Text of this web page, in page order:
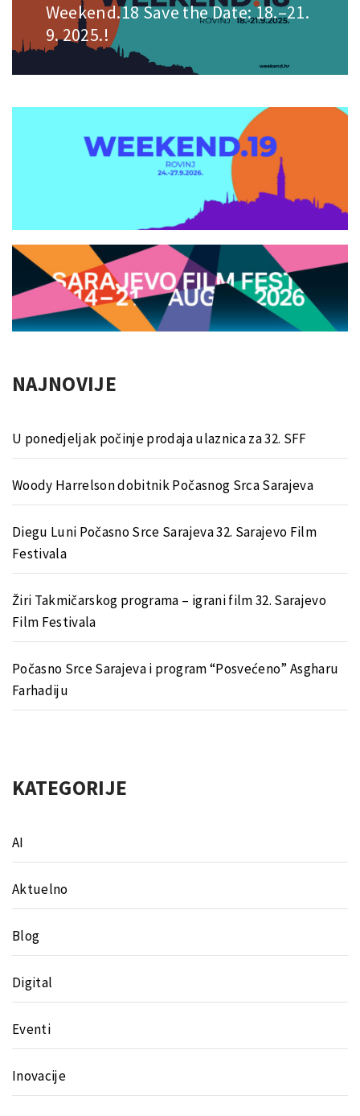
Next
post:
Weekend.18 Save the Date: 18.–21.
9. 2025.!
NAJNOVIJE
U ponedjeljak počinje prodaja ulaznica za 32. SFF
Woody Harrelson dobitnik Počasnog Srca Sarajeva
Diegu Luni Počasno Srce Sarajeva 32. Sarajevo Film
Festivala
Žiri Takmičarskog programa – igrani film 32. Sarajevo
Film Festivala
Počasno Srce Sarajeva i program “Posvećeno” Asgharu
Farhadiju
KATEGORIJE
AI
Aktuelno
Blog
Digital
Eventi
Inovacije